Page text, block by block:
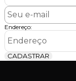
Endereço:
CADASTRAR